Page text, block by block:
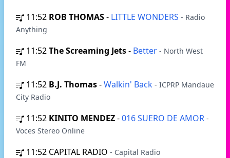
11:52 ROB THOMAS- LITTLE WONDERS - Radio
Anything
11:52The Screaming Jets- Better - North West
FM
11:52 B.J. Thomas-Walkin' Back - ICPRP Mandaue
City Radio
11:52 KINITO MENDEZ-016 SUERO DE AMOR -
Voces Stereo Online
11:52 CAPITAL RADIO - Capital Radio